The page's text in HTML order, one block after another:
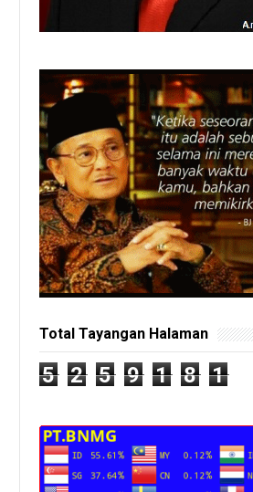
Total Tayangan Halaman
5 2 5 9 1 8 1